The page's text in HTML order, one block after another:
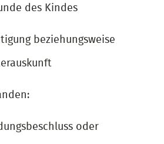
des Kindes
beziehungsweise
oder